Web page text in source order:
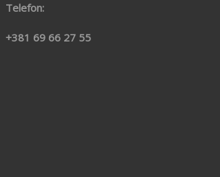
Telefon:
+381 69 66 27 55